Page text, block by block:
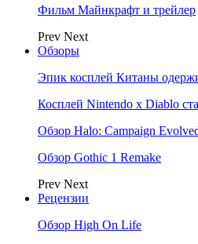
Фильм Майнкрафт и трейлер
Prev Next
Обзоры
Эпик косплей Китаны
Косплей Nintendo x Diablo
Обзор Halo: Campaign
Обзор Gothic 1 Remake
Prev Next
Рецензии
Обзор High On Life